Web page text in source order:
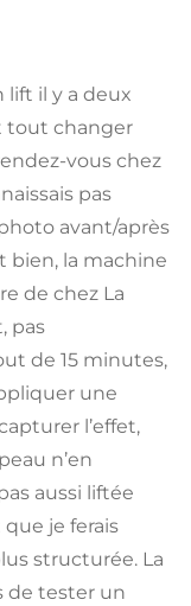
lift il y a deux
tout changer
vous chez
pas
avant/après
bien, la machine
de chez La
pas
de 15 minutes,
une
l’effet,
n’en
aussi liftée
que je ferais
structurée. La
de tester un